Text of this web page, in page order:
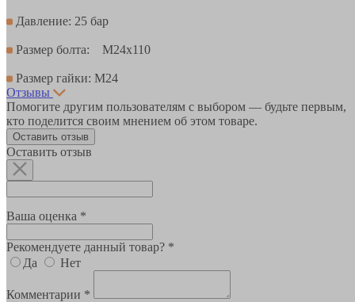
Давление: 25 бар
Размер болта: М24х110
Размер гайки: М24
Отзывы
Помогите другим пользователям с выбором — будьте первым,
кто поделится своим мнением об этом товаре.
Оставить отзыв
Оставить отзыв
Ваша оценка *
Рекомендуете данный товар? *
Да
Нет
Комментарии *